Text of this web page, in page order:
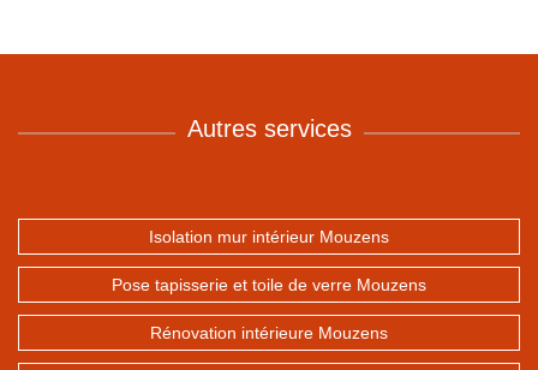
Autres services
Isolation mur intérieur Mouzens
Pose tapisserie et toile de verre Mouzens
Rénovation intérieure Mouzens